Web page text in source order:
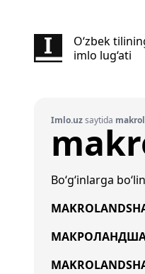
O‘zbek
imlo lug‘ati
Imlo.uzsaytida
Bo‘g‘inlarga